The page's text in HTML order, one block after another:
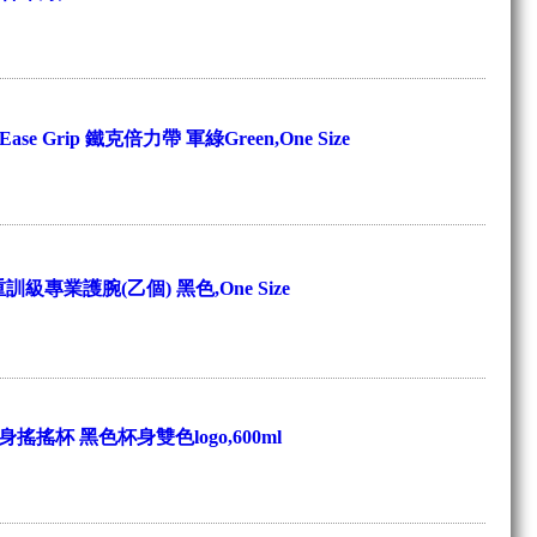
Grip 鐵克倍力帶 軍綠Green,One Size
級專業護腕(乙個) 黑色,One Size
搖搖杯 黑色杯身雙色logo,600ml